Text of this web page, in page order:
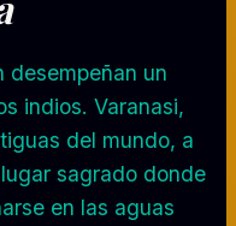
desempeñan un
indios. Varanasi,
del mundo, a
sagrado donde
en las aguas